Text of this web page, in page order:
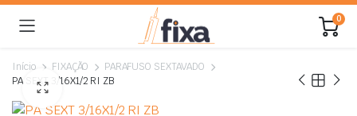
0
Início FIXAÇÃO
PARAFUSO SEXTAVADO
PA SEXT 3/16X1/2 RI ZB